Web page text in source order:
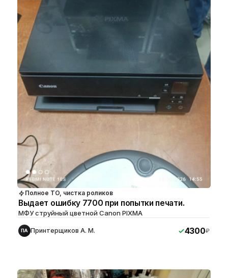
Полное ТО, чистка роликов
Выдает ошибку 7700 при попытки печати.
МФУ струйный цветной Canon PIXMA
ПА Принтерщиков А. М. 4300₽